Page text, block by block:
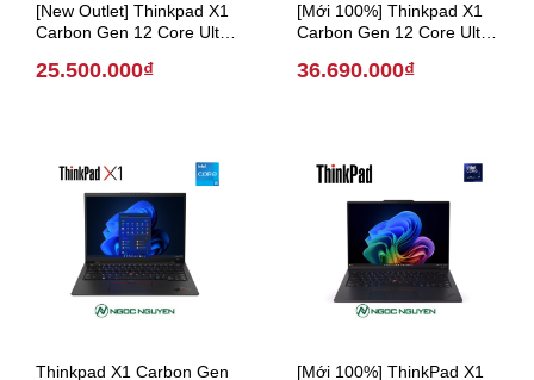
[New Outlet] Thinkpad X1
Carbon Gen 12 Core Ultra
25.500.000₫
[Mới 100%] Thinkpad X1
Carbon Gen 12 Core Ultra
36.690.000₫
Thinkpad X1 Carbon Gen
[Mới 100%] ThinkPad X1